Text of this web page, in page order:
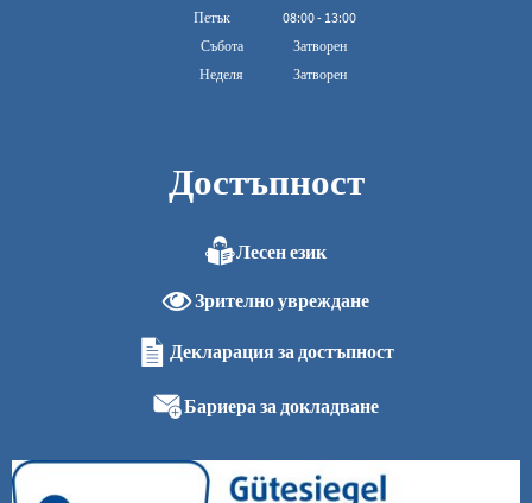
От 08:00 до 16:00
Петък 08:00- 13:00
Събота
Затворен
Неделя
Затворен
Достъпност
Лесен език
Зрително увреждане
Декларация за достъпност
Бариера за докладване